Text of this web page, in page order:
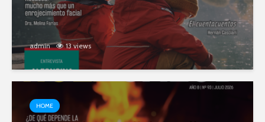
admin 13 views
HOME